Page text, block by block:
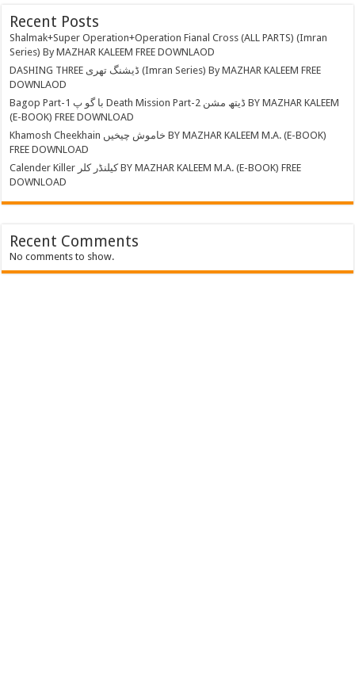
Recent Posts
Shalmak+Super Operation+Operation Fianal Cross (ALL PARTS) (Imran
Series) By MAZHAR KALEEM FREE DOWNLAOD
DASHING THREE ڈیشنگ تھری (Imran Series) By MAZHAR KALEEM FREE
DOWNLAOD
Bagop Part-1 با گو پ Death Mission Part-2 ڈیتھ مشن BY MAZHAR KALEEM
(E-BOOK) FREE DOWNLOAD
Khamosh Cheekhain خاموش چیخیں BY MAZHAR KALEEM M.A. (E-BOOK)
FREE DOWNLOAD
Calender Killer کیلنڈر کلر BY MAZHAR KALEEM M.A. (E-BOOK) FREE
DOWNLOAD
Recent Comments
No comments to show.